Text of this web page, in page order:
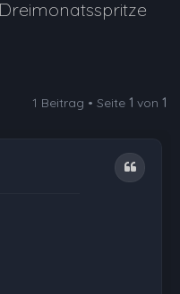
1 Beitrag • Seite 1 von 1
Zitat